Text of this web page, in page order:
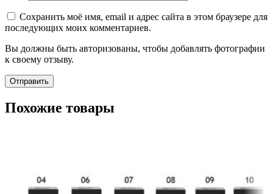
Сохранить моё имя, email и адрес сайта в этом браузере для
последующих моих комментариев.
Вы должны быть авторизованы, чтобы добавлять фотографии
к своему отзыву.
Похожие товары